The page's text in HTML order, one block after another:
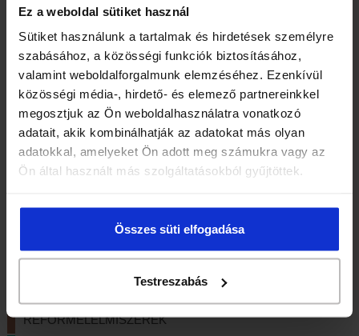
Ez a weboldal sütiket használ
Sütiket használunk a tartalmak és hirdetések személyre
szabásához, a közösségi funkciók biztosításához,
valamint weboldalforgalmunk elemzéséhez. Ezenkívül
közösségi média-, hirdető- és elemező partnereinkkel
megosztjuk az Ön weboldalhasználatra vonatkozó
adatait, akik kombinálhatják az adatokat más olyan
adatokkal, amelyeket Ön adott meg számukra vagy az
Ön által használt más szolgáltatásokból gyűjtöttek.
Összes süti elfogadása
Testreszabás
VÉRCUKORSZINT SZABÁLYOZÁS
VISSZÉR PANASZOKRA
VITAMINOK, ÉTREND-KIEGÉSZÍTŐK
GYÓGYTEÁK
FOGYÓKÚRA
HERBÁRIA TERMÉKEK
KOZMETIKUMOK
LÁBBELIK, TALPBETÉTEK
REFORMÉLELMISZEREK